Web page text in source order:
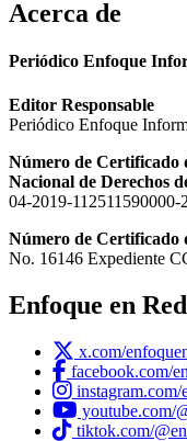
Acerca de
Periódico Enfoque
Editor Responsable
Periódico Enfoque
Número de Certificado
Nacional de Derechos
04-2019-112511590000-
Número de
No. 16146 Expediente
Enfoque en
x.com/
facebook.com/
youtube.com/
tiktok.com/